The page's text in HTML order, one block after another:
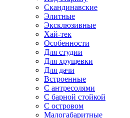
Скандинавские
Элитные
Эксклюзивные
Хай-тек
Особенности
Для студии
Для хрущевки
Для дачи
Встроенные
С антресолями
С барной стойкой
С островом
Малогабаритные